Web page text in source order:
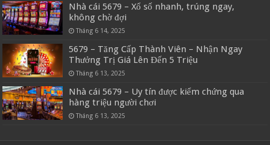
Nhà cái 5679 – Xổ số nhanh, trúng ngay,
không chờ đợi
Tháng 6 14, 2025
5679 – Tăng Cấp Thành Viên – Nhận Ngay
Thưởng Trị Giá Lên Đến 5 Triệu
Tháng 6 13, 2025
Nhà cái 5679 – Uy tín được kiểm chứng qua
hàng triệu người chơi
Tháng 6 13, 2025